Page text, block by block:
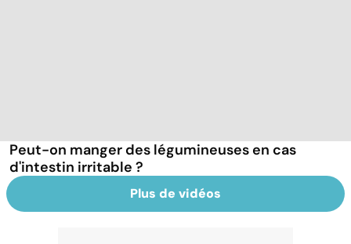
Peut-on manger des légumineuses en cas
d'intestin irritable ?
Plus de vidéos